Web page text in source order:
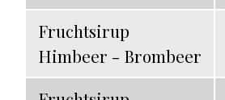
Fruchtsirup
Himbeer - Brombeer